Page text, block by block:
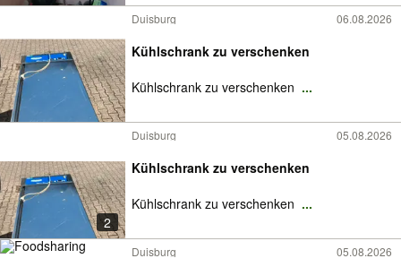
Duisburg 06.08.2026
Kühlschrank zu verschenken
Kühlschrank zu verschenken ...
2
Duisburg 05.08.2026
Kühlschrank zu verschenken
Kühlschrank zu verschenken ...
Duisburg 05.08.2026